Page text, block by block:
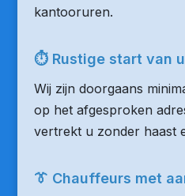
kantooruren.
⏱ Rustige start van
Wij zijn doorgaans
op het afgesproken
vertrekt u zonder haast
👔 Chauffeurs met